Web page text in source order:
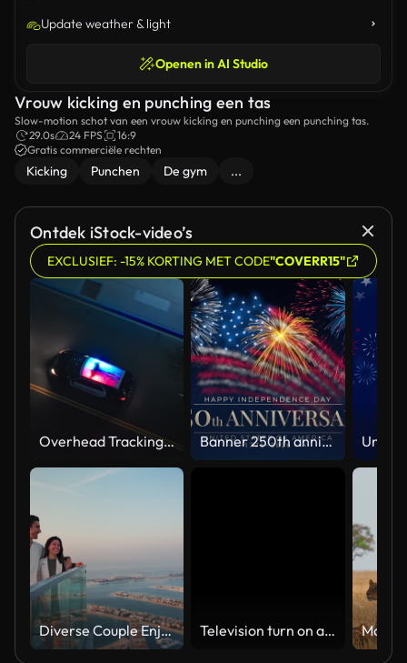
Update weather & light
Openen in AI Studio
Vrouw kicking en punching een tas
Slow-motion schot van een vrouw kicking en punching een punching tas.
29.0s
24 FPS
16:9
Gratis commerciële rechten
Kicking Punchen De gym ...
Ontdek iStock-video’s
EXCLUSIEF: -15% KORTING MET CODE"COVERR15"
Overhead Tracking Drone Shot of a Police Car Driving on a City Street with Lights On at Night Banner 250th anniversary of the USA. 250 years of independence. 4th of july 2026 usa independence day, video greeting card. US flag fireworks on blue sky background. Fourth of july. 4k seamless loop
Diverse Couple Enjoying Sunset Views from High Rise Sky Deck Overlooking Palm Jumeirah Television turn on and off. Switch on tv effect, switch off tv effect. Turn on Lcd TV effect, turn off TV effect . Led Tv on and off on black background